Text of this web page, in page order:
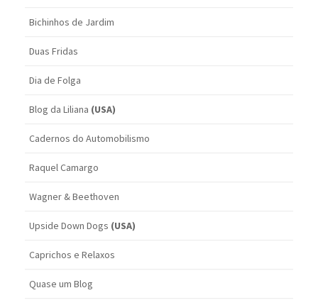
Bichinhos de Jardim
Duas Fridas
Dia de Folga
Blog da Liliana (USA)
Cadernos do Automobilismo
Raquel Camargo
Wagner & Beethoven
Upside Down Dogs (USA)
Caprichos e Relaxos
Quase um Blog